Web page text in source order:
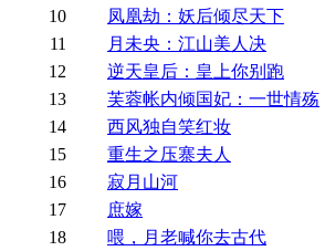
10
凤凰劫：妖后倾尽天下
11
月未央：江山美人决
12
逆天皇后：皇上你别跑
13
芙蓉帐内倾国妃：一世情殇
14
西风独自笑红妆
15
重生之压寨夫人
16
寂月山河
17
庶嫁
18
喂，月老喊你去古代